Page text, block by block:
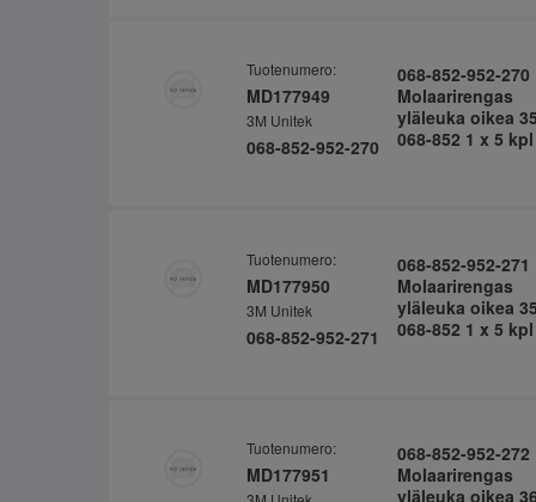
Tuotenumero:
MD177949
3M Unitek
068-852-952-270
068-852-952-270
Molaarirengas
yläleuka oikea
068-852 1 x 5 kpl
Tuotenumero:
MD177950
3M Unitek
068-852-952-271
068-852-952-271
Molaarirengas
yläleuka oikea
068-852 1 x 5 kpl
Tuotenumero:
MD177951
068-852-952-272
Molaarirengas
yläleuka oikea